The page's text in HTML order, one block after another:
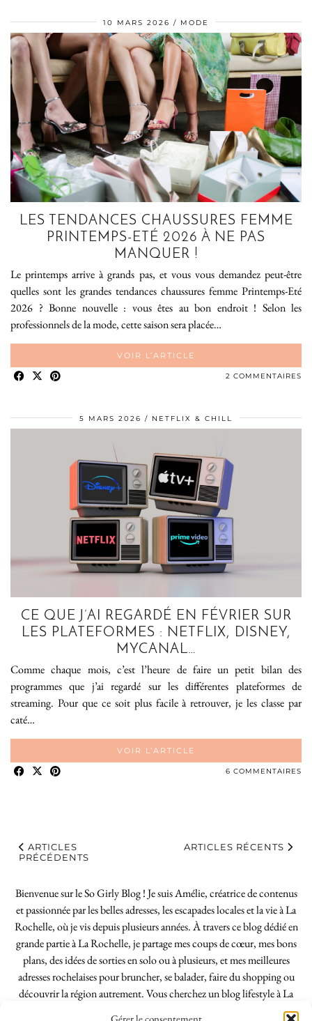
10 MARS 2026 MODE
LES TENDANCES CHAUSSURES FEMME
PRINTEMPS-ETÉ 2026 À NE PAS
MANQUER !
Le printemps arrive à grands pas, et vous vous demandez peut-être
quelles sont les grandes tendances chaussures femme Printemps-Eté
2026 ? Bonne nouvelle : vous êtes au bon endroit ! Selon les
professionnels de la mode, cette saison sera placée…
VOIR L’ARTICLE
2 COMMENTAIRES
5 MARS 2026 NETFLIX & CHILL
CE QUE J’AI REGARDÉ EN FÉVRIER SUR
LES PLATEFORMES : NETFLIX, DISNEY,
MYCANAL…
Comme chaque mois, c’est l’heure de faire un petit bilan des
programmes que j’ai regardé sur les différentes plateformes de
streaming. Pour que ce soit plus facile à retrouver, je les classe par
caté…
VOIR L’ARTICLE
6 COMMENTAIRES
ARTICLES
PRÉCÉDENTS
ARTICLES RÉCENTS
Bienvenue sur le So Girly Blog ! Je suis Amélie, créatrice de contenus
et passionnée par les belles adresses, les escapades locales et la vie à La
Rochelle, où je vis depuis plusieurs années. À travers ce blog dédié en
grande partie à La Rochelle, je partage mes coups de cœur, mes bons
plans, des idées de sorties en solo ou à plusieurs, et mes meilleures
adresses rochelaises pour bruncher, se balader, faire du shopping ou
découvrir la région autrement. Vous cherchez un blog lifestyle à La
Rochelle, tenu par une locale ? Vous êtes au bon endroit. Que vous